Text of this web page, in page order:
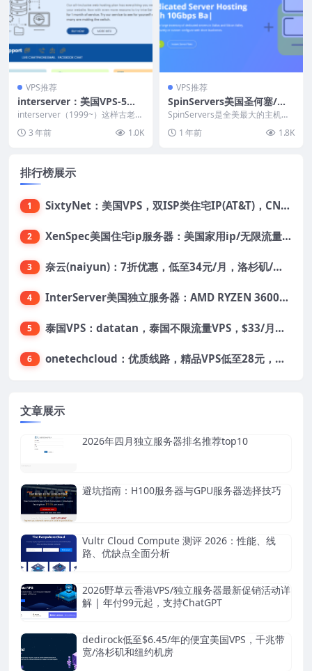
VPS推荐
interserver：美国VPS-5折
优惠，$3/月起，2G内存/1
核/1T硬盘/2T流量/1Gbps带
宽
interserver（1999~）这样古老的
了：...3 年前 1.0K
VPS推荐
SpinServers美国圣何塞/达
拉斯VPS：2核2G/40 GB SS
D/4TB流量/1Gbps/6美元/
月，支持支付宝/微信/Paypa
SpinServers是全美最大的主机硬
除常见Li...
1 年前 1.8K
排行榜展示
1 SixtyNet：美国VPS，双ISP类住宅IP(AT&T)，CN2 GIA网络，超高DDoS防御，$14/月，2G内存/2核/40gSSD/5T流量/10Gbps带宽
2 XenSpec美国住宅ip服务器：美国家用ip/无限流量/10Gbps独享带宽/449美元/月起，支持支付宝
3 奈云(naiyun)：7折优惠，低至34元/月，洛杉矶/香港机房，三网CN2 GIA/CUII/高防保护，解锁Chatgpt/Tiktok
4 InterServer美国独立服务器：AMD RYZEN 3600X处理器，75美元/月，送40美元
5 泰国VPS：datatan，泰国不限流量VPS，$33/月，4G内存/3核/60gSSD
6 onetechcloud：优质线路，精品VPS低至28元，美国三网原生CN2 GIA（高防可选）、香港CN2、韩国CN2
文章展示
2026年四月独立服务器排名推荐top10
避坑指南：H100服务器与GPU服务器选择技巧
Vultr Cloud Compute 测评 2026：性能、线
路、优缺点全面分析
2026野草云香港VPS/独立服务器最新促销活动详
解 | 年付99元起，支持ChatGPT
dedirock低至$6.45/年的便宜美国VPS，千兆带
宽/洛杉矶和纽约机房